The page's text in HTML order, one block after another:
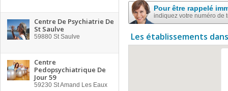
Centre De Psychiatrie De
St Saulve
59880 St Saulve
Centre
Pedopsychiatrique De
Jour 59
59230 St Amand Les Eaux
Pour être rappelé
indiquez votre numéro de
Les établissements